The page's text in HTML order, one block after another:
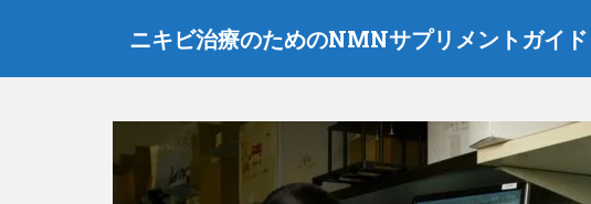
ニキビ治療のためのNMNサプリメントガイド